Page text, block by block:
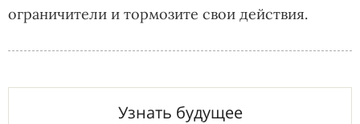
ограничители и тормозите свои действия.
Узнать будущее